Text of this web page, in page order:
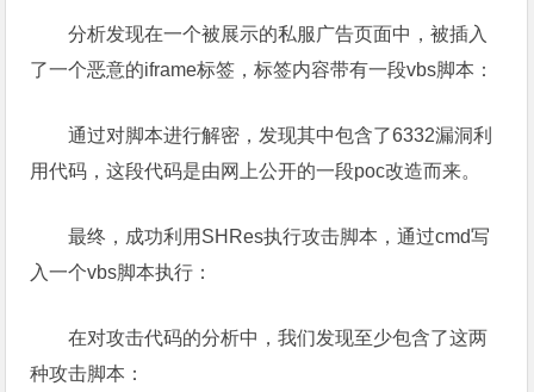
分析发现在一个被展示的私服广告页面中，被插入
了一个恶意的iframe标签，标签内容带有一段vbs脚本：
通过对脚本进行解密，发现其中包含了6332漏洞利
用代码，这段代码是由网上公开的一段poc改造而来。